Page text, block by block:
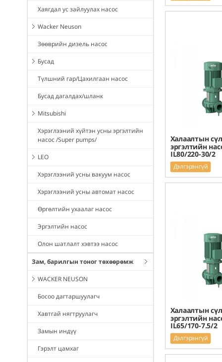
Хаягдал ус зайлуулах насос
Wacker Neuson
Зөөврийн дизель насос
Бусад
Түлшний гар/Цахилгаан насос
Бусад дагалдах/шланк
Mitsubishi
Хэрэглээний хүйтэн усны эргэлтийн
насос /Super pumps/
LEO
Хэрэглээний усны вакуум насос
Хэрэглээний усны автомат насос
Өргөлтийн ухаалаг насос
Эргэлтийн насос
Олон шатлалт хэвтээ насос
Зам, барилгын тоног төхөөрөмж
WACKER NEUSON
Босоо дагтаршуулагч
Хавтгай нягтруулагч
Замын индүү
Гэрэлт цамхаг
Халаалтын
эргэлтийн
IL80/220-30/2
Дэлгэрэнгүй
Халаалтын
эргэлтийн
IL65/170-7.5/2
Дэлгэрэнгүй